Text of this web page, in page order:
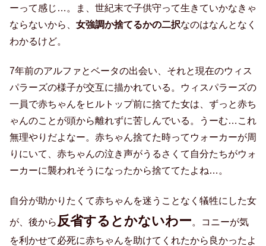
ーって感じ…。ま、世紀末で子供守って生きていかなきゃ
ならないから、 女強調か捨てるかの二択なのはなんとなく
わかるけど。
7年前のアルファとベータの出会い、それと現在のウィス
パラーズの様子が交互に描かれている。ウィスパラーズの
一員で赤ちゃんをヒルトップ前に捨てた女は、ずっと赤ち
ゃんのことが頭から離れずに苦しんでいる。うーむ…これ
無理やりだよなー。赤ちゃん捨てた時ってウォーカーが周
りにいて、赤ちゃんの泣き声がうるさくて自分たちがウォ
ーカーに襲われそうになったから捨ててたよね…。
自分が助かりたくて赤ちゃんを迷うことなく犠牲にした女
が、後から 反省するとかないわー。コニーが気
を利かせて必死に赤ちゃんを助けてくれたから良かったよ